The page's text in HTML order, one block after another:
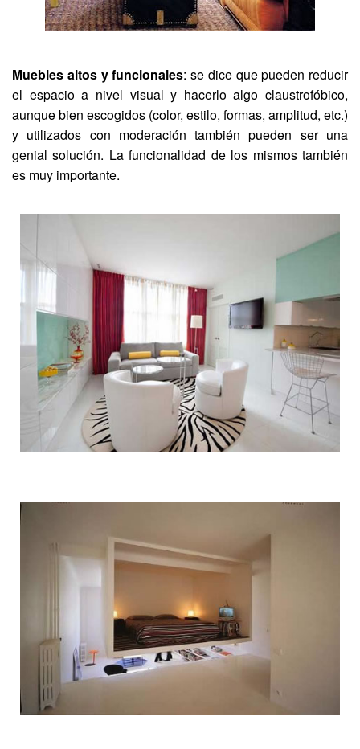
Muebles altos y funcionales: se dice que pueden reducir
el espacio a nivel visual y hacerlo algo claustrofóbico,
aunque bien escogidos (color, estilo, formas, amplitud, etc.)
y utilizados con moderación también pueden ser una
genial solución. La funcionalidad de los mismos también
es muy importante.